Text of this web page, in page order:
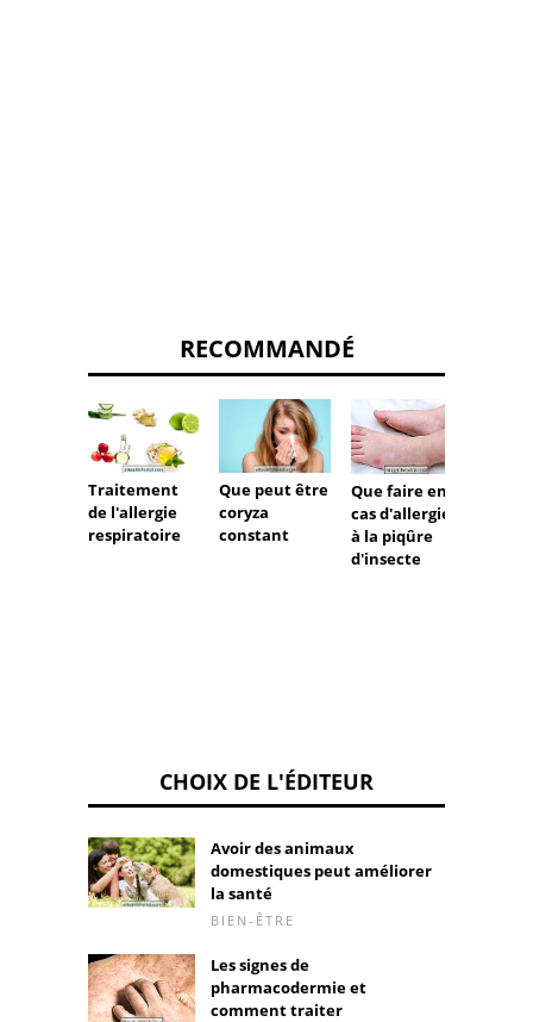
RECOMMANDÉ
Traitement
de l'allergie
respiratoire
Que peut être
coryza
constant
Que faire en
cas d'allergie
à la piqûre
d'insecte
CHOIX DE L'ÉDITEUR
Avoir des animaux
domestiques peut améliorer
la santé
BIEN-ÊTRE
Les signes de
pharmacodermie et
comment traiter